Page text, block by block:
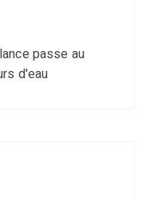
passe au
d'eau